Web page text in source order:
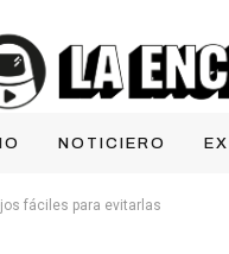
NOTICIERO
fáciles para evitarlas